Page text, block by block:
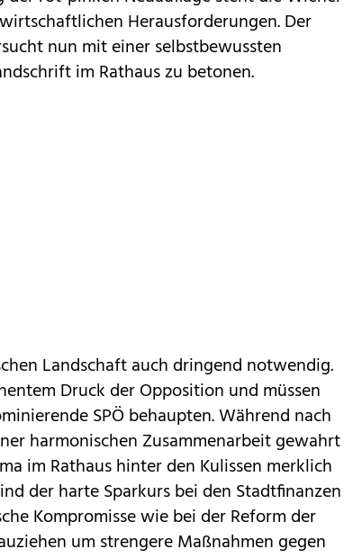
Herausforderungen. Der
nun mit einer selbstbewussten
im Rathaus zu betonen.
Landschaft auch dringend notwendig.
Druck der Opposition und müssen
SPÖ behaupten. Während nach
harmonischen Zusammenarbeit gewahrt
im Rathaus hinter den Kulissen merklich
der harte Sparkurs bei den Stadtfinanzen
Kompromisse wie bei der Reform der
um strengere Maßnahmen gegen